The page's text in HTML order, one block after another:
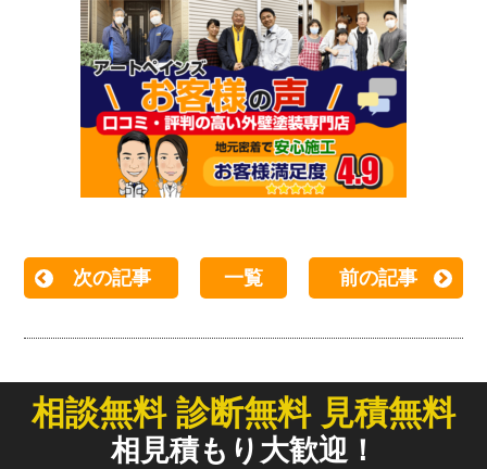
次の記事 一覧 前の記事
相談無料 診断無料 見積無料
相見積もり大歓迎！